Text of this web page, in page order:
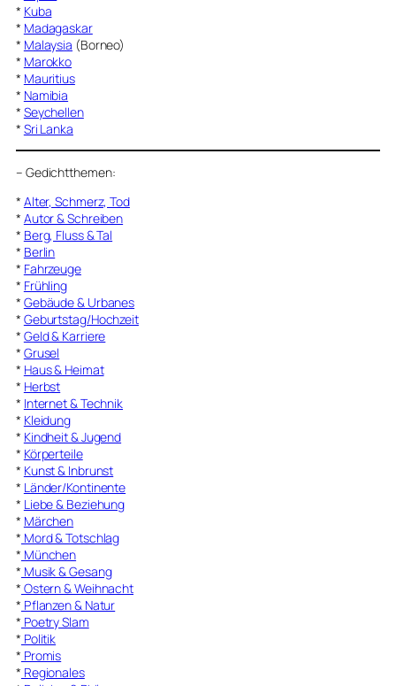
* Kuba
* Madagaskar
* Malaysia (Borneo)
* Marokko
* Mauritius
* Namibia
* Seychellen
* Sri Lanka
– Gedichtthemen:
* Alter, Schmerz, Tod
* Autor & Schreiben
* Berg, Fluss & Tal
* Berlin
* Fahrzeuge
* Frühling
* Gebäude & Urbanes
* Geburtstag/Hochzeit
* Geld & Karriere
* Grusel
* Haus & Heimat
* Herbst
* Internet & Technik
* Kleidung
* Kindheit & Jugend
* Körperteile
* Kunst & Inbrunst
* Länder/Kontinente
* Liebe & Beziehung
* Märchen
* Mord & Totschlag
* München
* Musik & Gesang
* Ostern & Weihnacht
* Pflanzen & Natur
* Poetry Slam
* Politik
* Promis
* Regionales